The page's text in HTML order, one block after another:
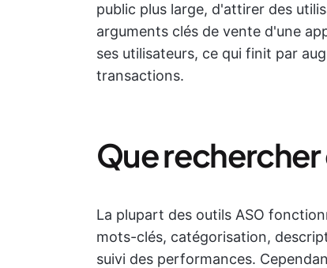
public plus large, d'attirer des
arguments clés de vente d'une
ses utilisateurs, ce qui finit par
transactions.
Que rechercher
La plupart des outils ASO
mots-clés, catégorisation,
suivi des performances.